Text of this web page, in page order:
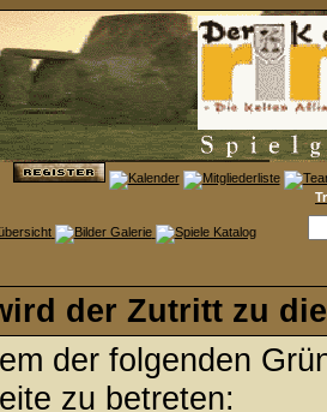
der Zutritt zu
der folgenden
zu betreten: